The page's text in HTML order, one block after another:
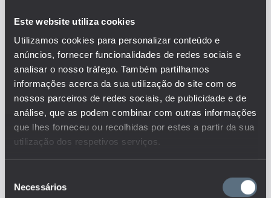
Este website utiliza cookies
Utilizamos cookies para personalizar conteúdo e
anúncios, fornecer funcionalidades de redes sociais e
analisar o nosso tráfego. Também partilhamos
informações acerca da sua utilização do site com os
nossos parceiros de redes sociais, de publicidade e de
análise, que as podem combinar com outras informações
que lhes forneceu ou recolhidas por estes a partir da sua
utilização dos respetivos serviços.
Necessários
Descrição:
O indicador representa a
percentagem de instituições de
investigação avaliadas pela FCT
em cada nota de classificação
sobre o total de instituições de
investigação avaliadas pela FCT.
Este é um dos indicadores do